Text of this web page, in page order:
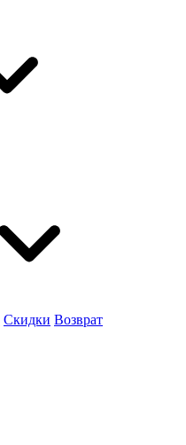
Скидки Возврат